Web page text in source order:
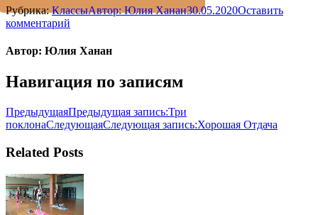
Рубрика:КлассыАвтор:Юлия Ханан30.05.2020Оставить
комментарий
Автор: Юлия Ханан
Навигация по записям
ПредыдущаяПредыдущая запись:Три
поклонаСледующаяСледующая запись:Хорошая Отдача
Related Posts